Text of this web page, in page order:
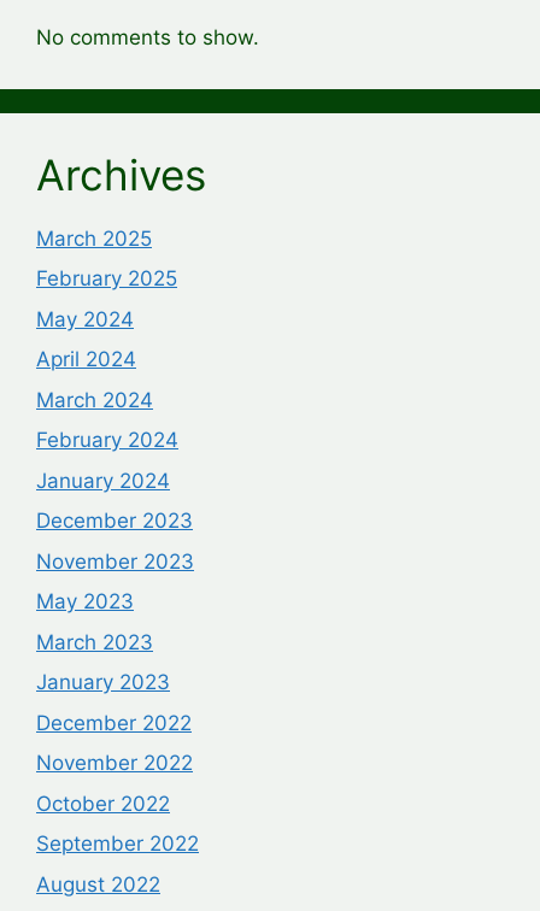
No comments to show.
Archives
March 2025
February 2025
May 2024
April 2024
March 2024
February 2024
January 2024
December 2023
November 2023
May 2023
March 2023
January 2023
December 2022
November 2022
October 2022
September 2022
August 2022